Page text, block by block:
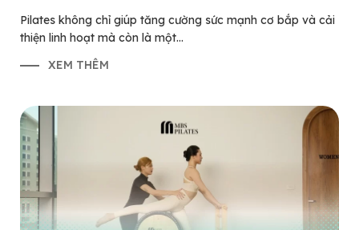
Pilates không chỉ giúp tăng cường sức mạnh cơ bắp và cải
thiện linh hoạt mà còn là một...
XEM THÊM